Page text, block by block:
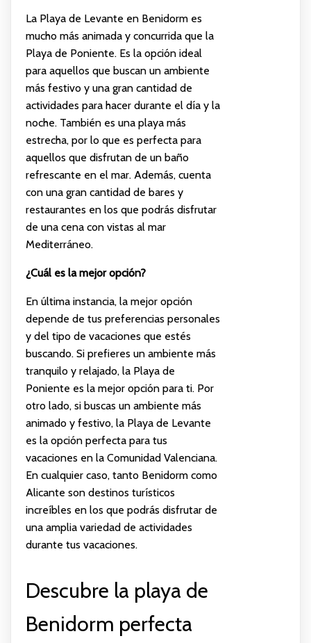
La Playa de Levante en Benidorm es
mucho más animada y concurrida que la
Playa de Poniente. Es la opción ideal
para aquellos que buscan un ambiente
más festivo y una gran cantidad de
actividades para hacer durante el día y la
noche. También es una playa más
estrecha, por lo que es perfecta para
aquellos que disfrutan de un baño
refrescante en el mar. Además, cuenta
con una gran cantidad de bares y
restaurantes en los que podrás disfrutar
de una cena con vistas al mar
Mediterráneo.
¿Cuál es la mejor opción?
En última instancia, la mejor opción
depende de tus preferencias personales
y del tipo de vacaciones que estés
buscando. Si prefieres un ambiente más
tranquilo y relajado, la Playa de
Poniente es la mejor opción para ti. Por
otro lado, si buscas un ambiente más
animado y festivo, la Playa de Levante
es la opción perfecta para tus
vacaciones en la Comunidad Valenciana.
En cualquier caso, tanto Benidorm como
Alicante son destinos turísticos
increíbles en los que podrás disfrutar de
una amplia variedad de actividades
durante tus vacaciones.
Descubre la playa de
Benidorm perfecta